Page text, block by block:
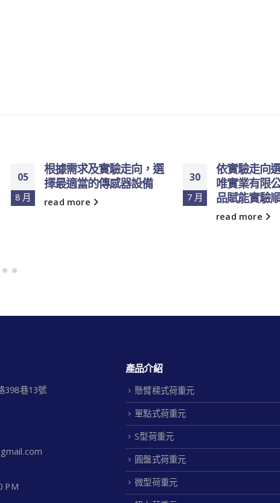
05
8 月
根據需求及實驗走向，選
擇最適當的傳感器設備
read more
30
7 月
依實驗走向
唯實業有限
品賦能實驗
read more
398巷13號
PM
產品介紹
懸臂樑式荷重元
單點式荷重元
S型荷重元
圓盤式荷重元
微型荷重元